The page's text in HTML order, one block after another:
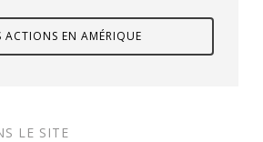
ACTIONS EN AMÉRIQUE
LE SITE